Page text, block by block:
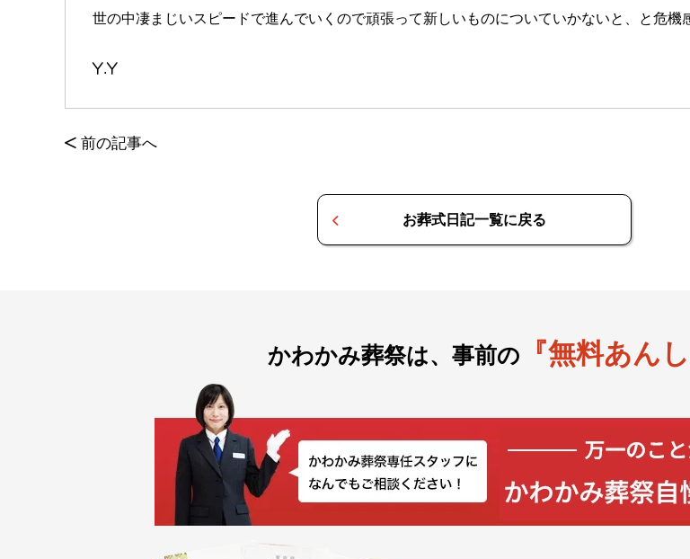
世の中凄まじいスピードで進んでいくので頑張って新しいものについていかないと、と危機
y.y
< 前の記事へ
お葬式日記一覧に戻る
かわかみ葬祭は、事前の 『無料あん